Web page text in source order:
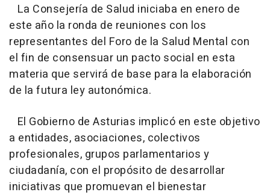
La Consejería de Salud iniciaba en enero de
este año la ronda de reuniones con los
representantes del Foro de la Salud Mental con
el fin de consensuar un pacto social en esta
materia que servirá de base para la elaboración
de la futura ley autonómica.
El Gobierno de Asturias implicó en este objetivo
a entidades, asociaciones, colectivos
profesionales, grupos parlamentarios y
ciudadanía, con el propósito de desarrollar
iniciativas que promuevan el bienestar